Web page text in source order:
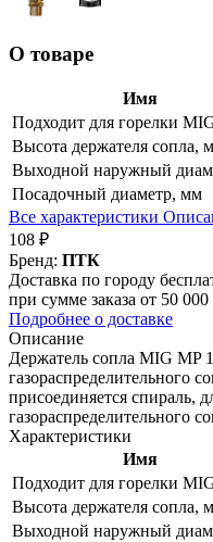
О товаре
Имя
Подходит для горелки
Высота держателя сопла,
Выходной наружный
Посадочный диаметр, мм
Все характеристики
108 ₽
Бренд: ПТК
Доставка по городу
при сумме заказа от 50 000
Подробнее о доставке
Описание
Держатель сопла MIG MP
газораспределительного
присоединяется спираль,
газораспределительного
Характеристики
Имя
Подходит для горелки
Высота держателя сопла,
Выходной наружный